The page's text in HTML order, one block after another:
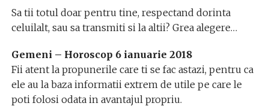
Sa tii totul doar pentru tine, respectand dorinta
celuilalt, sau sa transmiti si la altii? Grea alegere…
Gemeni – Horoscop 6 ianuarie 2018
Fii atent la propunerile care ti se fac astazi, pentru ca
ele au la baza informatii extrem de utile pe care le
poti folosi odata in avantajul propriu.